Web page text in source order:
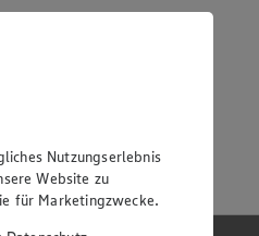
Nutzungserlebnis
Website zu
für Marketingzwecke.